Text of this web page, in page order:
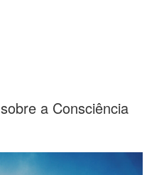
a Consciência